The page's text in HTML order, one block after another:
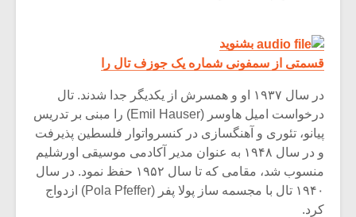
بشنوید
قسمتی از سمفونی شماره یک جوزف تال را
در سال ۱۹۳۷ او و همسرش از یکدیگر جدا شدند. تال
درخواست امیل هاوسر (Emil Hauser) را مبنی بر تدریس
پیانو، تئوری و آهنگسازی در کنسرواتوار فلسطین پذیرفت
و در سال ۱۹۴۸ به عنوان مدیر آکادمی موسیقی اورشلیم
منسوب شد، مقامی که تا سال ۱۹۵۲ حفظ نمود. در سال
۱۹۴۰ تال با مجسمه ساز پولا پفر (Pola Pfeffer) ازدواج
کرد.